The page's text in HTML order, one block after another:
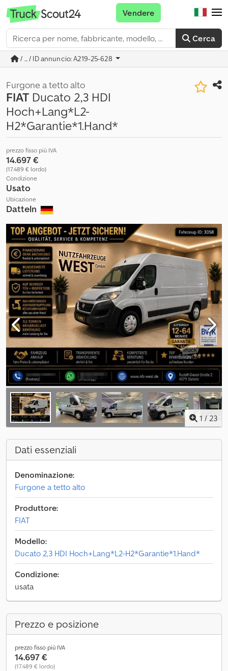
Cerca
Vendere
/ ... / ID annuncio: A219-25-628
Furgone a tetto alto
FIAT Ducato 2,3 HDI
Hoch+Lang*L2-
H2*Garantie*1.Hand*
prezzo fisso più IVA
14.697 €
(17.489 € lordo)
Condizione
Usato
Ubicazione
Datteln
1 / 23
Dati essenziali
Denominazione:
Furgone a tetto alto
Produttore:
FIAT
Modello:
Ducato 2,3 HDI Hoch+Lang*L2-H2*Garantie*1.Hand*
Condizione:
usata
Prezzo e posizione
prezzo fisso più IVA
14.697 €
(17.489 € lordo)